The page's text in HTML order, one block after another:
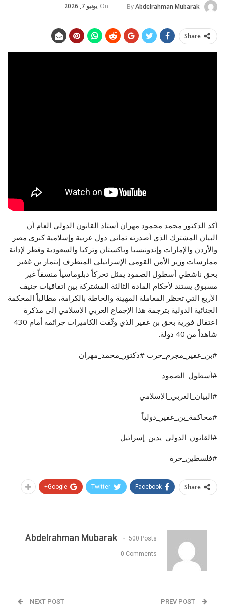
ByAbdelrahman Mubarak
On يونيو 7, 2026
Share
أكد الدكتور محمد محمود مهران أستاذ القانون الدولي العام أن
البيان المشترك الذي أصدرته ثماني دول عربية وإسلامية كبرى مصر
والأردن والإمارات وإندونيسيا وباكستان وتركيا والسعودية وقطر لإدانة
ممارسات وزير الأمن القومي الإسرائيلي المتطرف إيتمار بن غفير
بحق ناشطي أسطول الصمود يمثل تحركاً دبلوماسياً منسقاً غير
مسبوق يستند لأحكام المادة الثالثة المشتركة بين اتفاقيات جنيف
الأربع التي تحظر المعاملة المهينة والحاطة بالكرامة، مطالباً المحكمة
الجنائية الدولية بترجمة هذا الإجماع العربي الإسلامي إلى مذكرة
اعتقال فورية بحق بن غفير الذي وثّقت الكاميرات جرائمه أمام 430
شاهداً من 40 دولة.
#بن_غفير_مجرم_حرب #دكتور_محمد_مهران
#أسطول_الصمود
#البيان_العربي_الإسلامي
#محاكمة_بن_غفير_دولياً
#القانون_الدولي_يدين_إسرائيل
#فلسطين_حرة
Share
Facebook
Twitter
Google+
Abdelrahman Mubarak 500 Posts
0 Comments
NEXT POST